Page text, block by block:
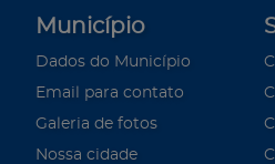
Município
Dados do Município
Email para contato
Galeria de fotos
Nossa cidade